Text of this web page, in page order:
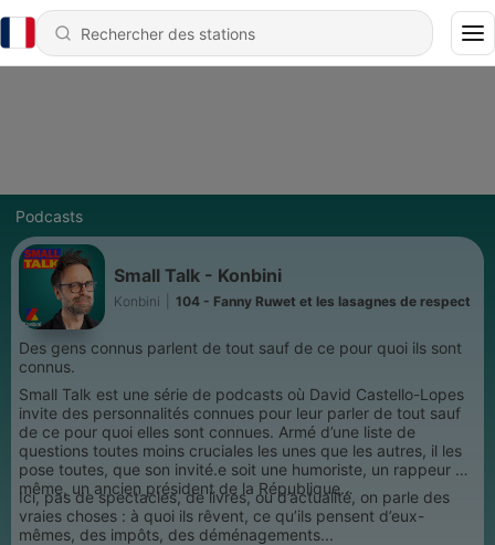
Podcasts
Small Talk - Konbini
Konbini 104 - Fanny Ruwet et les lasagnes de respect
Des gens connus parlent de tout sauf de ce pour quoi ils sont
connus.
Small Talk est une série de podcasts où David Castello-Lopes
invite des personnalités connues pour leur parler de tout sauf
de ce pour quoi elles sont connues. Armé d’une liste de
questions toutes moins cruciales les unes que les autres, il les
pose toutes, que son invité.e soit une humoriste, un rappeur ou
même, un ancien président de la République…
Ici, pas de spectacles, de livres, ou d’actualité, on parle des
vraies choses : à quoi ils rêvent, ce qu’ils pensent d’eux-
mêmes, des impôts, des déménagements...